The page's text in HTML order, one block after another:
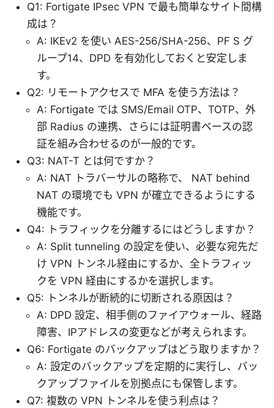
Q1: Fortigate IPsec VPN で最も簡単なサイト間構
成は？
A: IKEv2 を使い AES-256/SHA-256、PF S グ
ループ14、DPD を有効化しておくと安定しま
す。
Q2: リモートアクセスで MFA を使う方法は？
A: Fortigate では SMS/Email OTP、TOTP、外
部 Radius の連携、さらには証明書ベースの認
証を組み合わせるのが一般的です。
Q3: NAT-T とは何ですか？
A: NAT トラバーサルの略称で、 NAT behind
NAT の環境でも VPN が確立できるようにする
機能です。
Q4: トラフィックを分離するにはどうしますか？
A: Split tunneling の設定を使い、必要な宛先だ
け VPN トンネル経由にするか、全トラフィッ
クを VPN 経由にするかを選択します。
Q5: トンネルが断続的に切断される原因は？
A: DPD 設定、相手側のファイアウォール、経路
障害、IPアドレスの変更などが考えられます。
Q6: Fortigate のバックアップはどう取りますか？
A: 設定のバックアップを定期的に実行し、バッ
クアップファイルを別拠点にも保管します。
Q7: 複数の VPN トンネルを使う利点は？